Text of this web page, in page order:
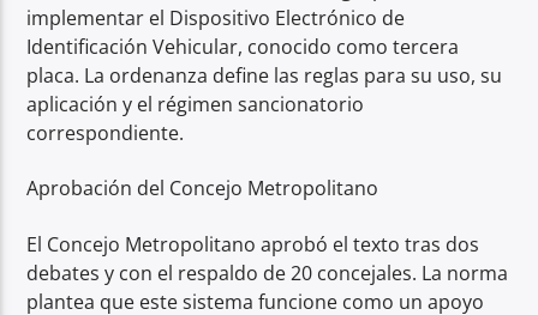
implementar el Dispositivo Electrónico de
Identificación Vehicular, conocido como tercera
placa. La ordenanza define las reglas para su uso, su
aplicación y el régimen sancionatorio
correspondiente.
Aprobación del Concejo Metropolitano
El Concejo Metropolitano aprobó el texto tras dos
debates y con el respaldo de 20 concejales. La norma
plantea que este sistema funcione como un apoyo